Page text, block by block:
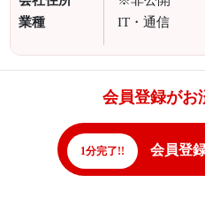
業種
IT・通信
会員登録がお
1分完了!! 会員登